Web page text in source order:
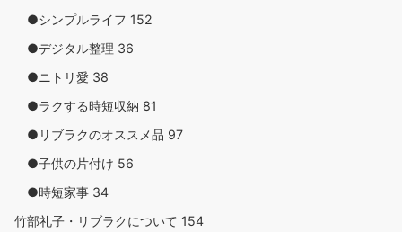
●シンプルライフ 152
●デジタル整理 36
●ニトリ愛 38
●ラクする時短収納 81
●リブラクのオススメ品 97
●子供の片付け 56
●時短家事 34
竹部礼子・リブラクについて 154